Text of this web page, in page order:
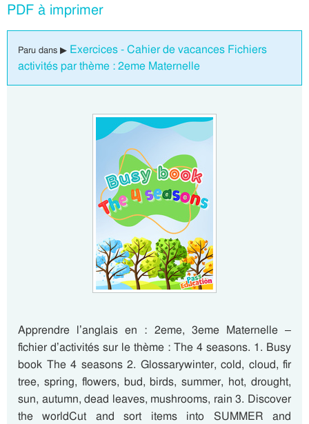
PDF à imprimer
Paru dans ▶ Exercices - Cahier de vacances Fichiers
activités par thème : 2eme Maternelle
Apprendre l’anglais en : 2eme, 3eme Maternelle –
fichier d’activités sur le thème : The 4 seasons. 1. Busy
book The 4 seasons 2. Glossarywinter, cold, cloud, fir
tree, spring, flowers, bud, birds, summer, hot, drought,
sun, autumn, dead leaves, mushrooms, rain 3. Discover
the worldCut and sort items into SUMMER and